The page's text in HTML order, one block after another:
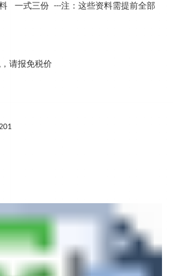
一式三份 ---注：这些资料需提前全部
请报免税价